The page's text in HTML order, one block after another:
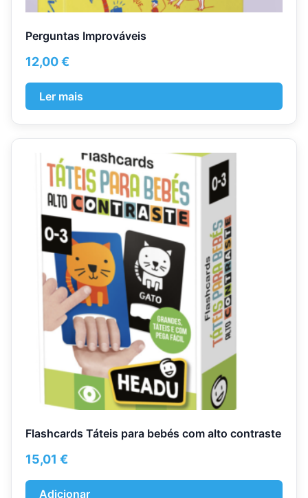
Perguntas Improváveis
12,00€
Ler mais
Flashcards Táteis para bebés com alto contraste
15,01 €
Adicionar